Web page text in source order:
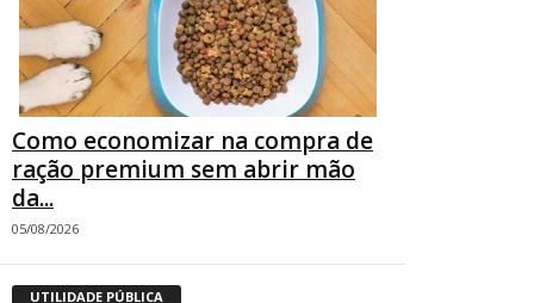
Como economizar na compra de
ração premium sem abrir mão
da...
05/08/2026
UTILIDADE PÚBLICA